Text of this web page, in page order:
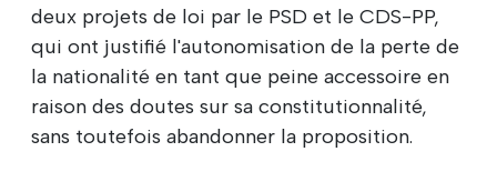
deux projets de loi par le PSD et le CDS-PP,
qui ont justifié l'autonomisation de la perte de
la nationalité en tant que peine accessoire en
raison des doutes sur sa constitutionnalité,
sans toutefois abandonner la proposition.